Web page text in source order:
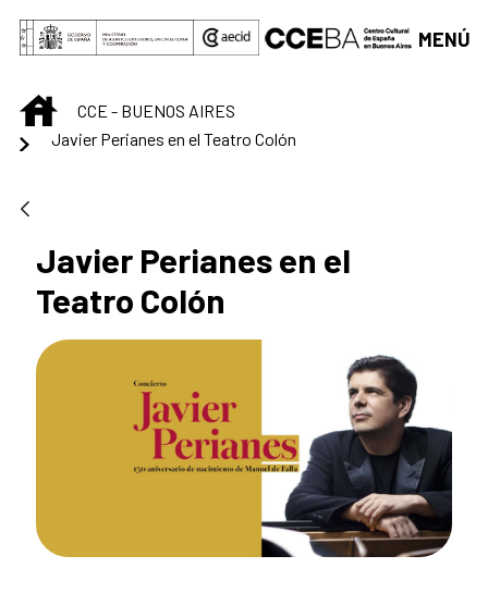
Saltar al contenido principal
MENÚ
INICIOCCE - BUENOS AIRES
Javier Perianes en el Teatro Colón
Javier Perianes en el
Teatro Colón